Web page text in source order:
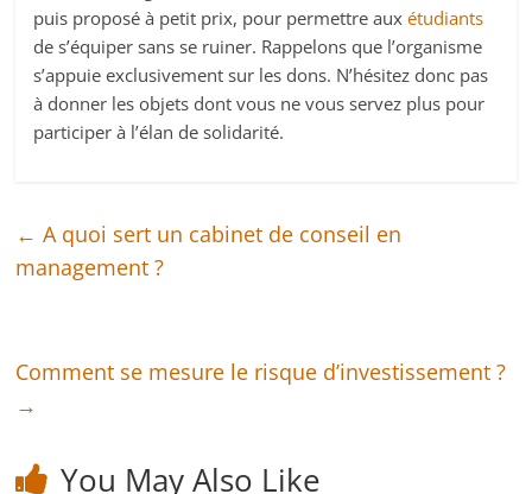
puis proposé à petit prix, pour permettre auxétudiants
de s’équiper sans se ruiner. Rappelons que l’organisme
s’appuie exclusivement sur les dons. N’hésitez donc pas
à donner les objets dont vous ne vous servez plus pour
participer à l’élan de solidarité.
← A quoi sert un cabinet de conseil en
management ?
Comment se mesure le risque d’investissement ?
→
You May Also Like